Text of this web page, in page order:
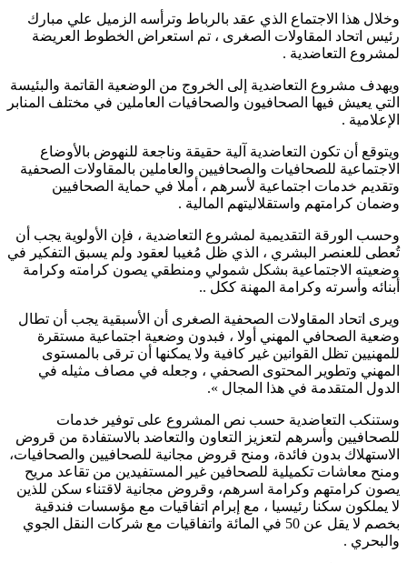
وخلال هذا الاجتماع الذي عقد بالرباط وترأسه الزميل علي مبارك
رئيس اتحاد المقاولات الصغرى ، تم استعراض الخطوط العريضة
لمشروع التعاضدية .
ويهدف مشروع التعاضدية إلى الخروج من الوضعية القاتمة والبئيسة
التي يعيش فيها الصحافيون والصحافيات العاملين في مختلف المنابر
الإعلامية .
ويتوقع أن تكون التعاضدية آلية حقيقة وناجعة للنهوض بالأوضاع
الاجتماعية للصحافيات والصحافيين والعاملين بالمقاولات الصحفية
وتقديم خدمات اجتماعية لأسرهم ، أملا في حماية الصحافيين
وضمان كرامتهم واستقلاليتهم المالية .
وحسب الورقة التقديمية لمشروع التعاضدية ، فإن الأولوية يجب أن
تُعطى للعنصر البشري ، الذي ظل مُغيبا لعقود ولم يسبق التفكير في
وضعيته الاجتماعية بشكل شمولي ومنطقي يصون كرامته وكرامة
أبنائه وأسرته وكرامة المهنة ككل ..
ويرى اتحاد المقاولات الصحفية الصغرى أن الأسبقية يجب أن تطال
وضعية الصحافي المهني أولا ، فبدون وضعية اجتماعية مستقرة
للمهنيين تظل القوانين غير كافية ولا يمكنها أن ترقى بالمستوى
المهني وتطوير المحتوى الصحفي ، وجعله في مصاف مثيله في
الدول المتقدمة في هذا المجال ».
وستنكب التعاضدية حسب نص المشروع على توفير خدمات
للصحافيين وأسرهم لتعزيز التعاون والتعاضد بالاستفادة من قروض
الاستهلاك بدون فائدة، ومنح قروض مجانية للصحافيين والصحافيات،
ومنح معاشات تكميلية للصحافين غير المستفيدين من تقاعد مريح
يصون كرامتهم وكرامة اسرهم، وقروض مجانية لاقتناء سكن للذين
لا يملكون سكنا رئيسيا ، مع إبرام اتفاقيات مع مؤسسات فندقية
بخصم لا يقل عن 50 في المائة واتفاقيات مع شركات النقل الجوي
والبحري .